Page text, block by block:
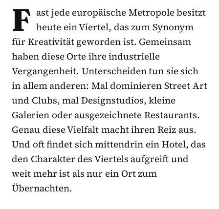
F ast jede europäische Metropole besitzt
heute ein Viertel, das zum Synonym
für Kreativität geworden ist. Gemeinsam
haben diese Orte ihre industrielle
Vergangenheit. Unterscheiden tun sie sich
in allem anderen: Mal dominieren Street Art
und Clubs, mal Designstudios, kleine
Galerien oder ausgezeichnete Restaurants.
Genau diese Vielfalt macht ihren Reiz aus.
Und oft findet sich mittendrin ein Hotel, das
den Charakter des Viertels aufgreift und
weit mehr ist als nur ein Ort zum
Übernachten.